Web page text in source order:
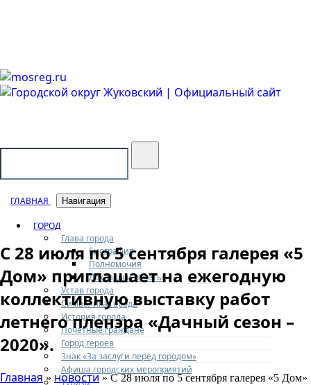
ГЛАВНАЯ Навигация
ГОРОД
Глава города
Биография
Полномочия
Доклады и отчеты
Устав города
Символика города
История города
Почетные граждане
Город героев
Знак «За заслуги перед городом»
Афиша городских мероприятий
Туризм
С 28 июля по 5 сентября галерея «5
Дом» приглашает на ежегодную
коллективную выставку работ
летнего пленэра «Дачный сезон –
2020».
Главная » новости» С 28 июля по 5 сентября галерея «5 Дом»